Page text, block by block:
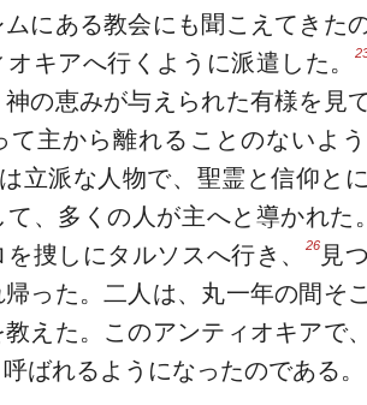
にある教会にも聞こえてきた
キアへ行くように派遣した。
の恵みが与えられた有様を見
て主から離れることのないよ
立派な人物で、聖霊と信仰と
て、多くの人が主へと導かれた
捜しにタルソスへ行き、
26見
帰った。二人は、丸一年の間そ
えた。このアンティオキアで
ばれるようになったのである。